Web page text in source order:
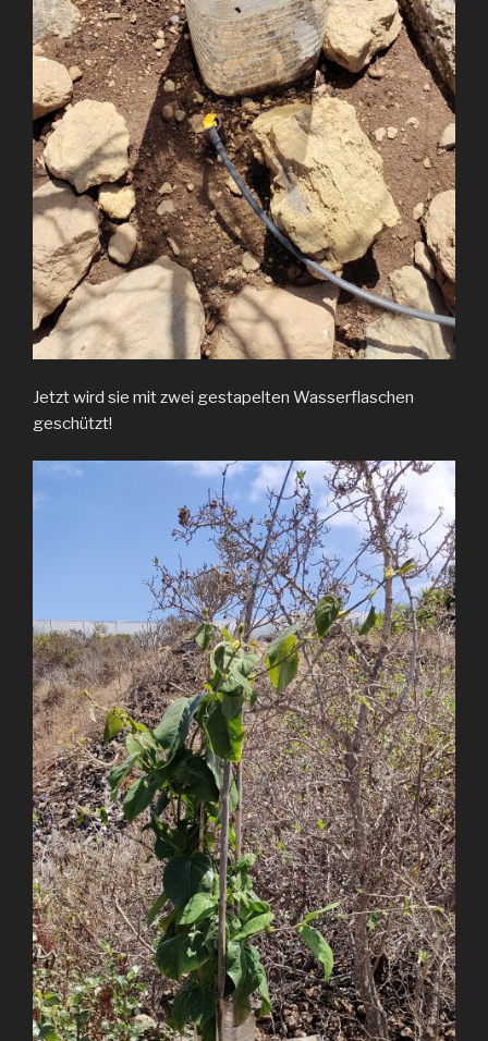
Jetzt wird sie mit zwei gestapelten Wasserflaschen
geschützt!